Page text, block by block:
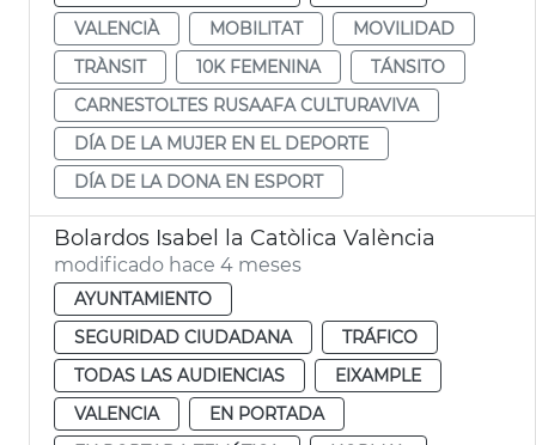
VALENCIÀ
MOBILITAT
MOVILIDAD
TRÀNSIT
10K FEMENINA
TÁNSITO
CARNESTOLTES RUSAAFA CULTURAVIVA
DÍA DE LA MUJER EN EL DEPORTE
DÍA DE LA DONA EN ESPORT
Bolardos Isabel la Catòlica València
modificado hace 4 meses
AYUNTAMIENTO
SEGURIDAD CIUDADANA
TRÁFICO
TODAS LAS AUDIENCIAS
EIXAMPLE
VALENCIA
EN PORTADA